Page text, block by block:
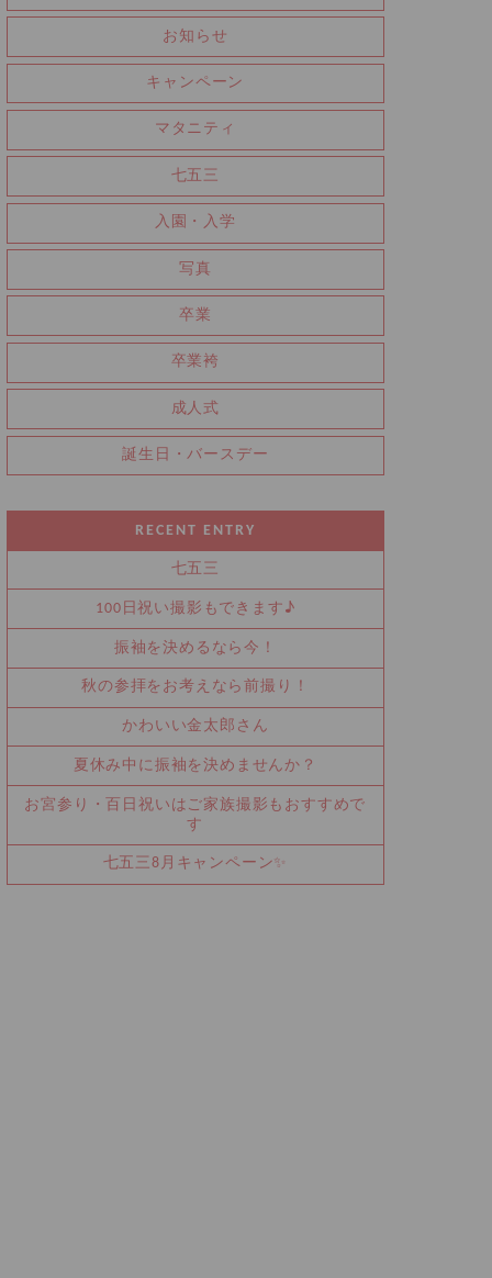
お知らせ
キャンペーン
マタニティ
七五三
入園・入学
写真
卒業
卒業袴
成人式
誕生日・バースデー
RECENT ENTRY
七五三
100日祝い撮影もできます♪
振袖を決めるなら今！
秋の参拝をお考えなら前撮り！
かわいい金太郎さん
夏休み中に振袖を決めませんか？
お宮参り・百日祝いはご家族撮影もおすすめで
す
七五三8月キャンペーン✨